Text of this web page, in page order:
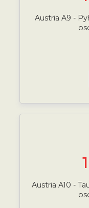
Austria A9 -
1
Austria A10 -